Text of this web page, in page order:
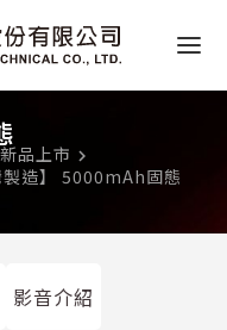
新品上市 navigate_next
製造】 5000mAh固態
影音介紹